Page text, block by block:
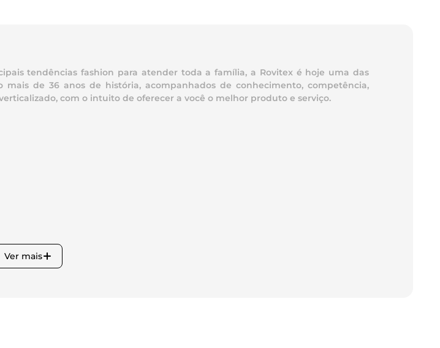
tendências fashion para atender toda a família, a Rovitex é hoje uma das
de 36 anos de história, acompanhados de conhecimento, competência,
com o intuito de oferecer a você o melhor produto e serviço.
Ver mais